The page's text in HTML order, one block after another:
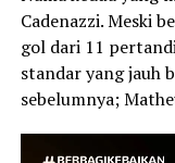
Cadenazzi. Meski
gol dari 11
standar yang jauh
sebelumnya;